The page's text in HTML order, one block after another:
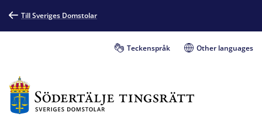
Till Sveriges Domstolar
Teckenspråk Other languages